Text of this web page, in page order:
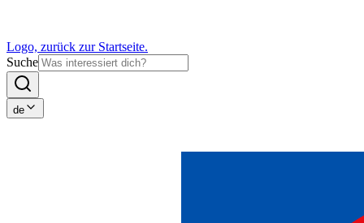
Logo, zurück zur Startseite.
Suche
de